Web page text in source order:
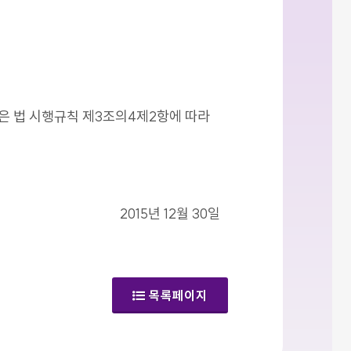
법 시행규칙 제3조의4제2항에 따라
2015년 12월 30일
목록페이지